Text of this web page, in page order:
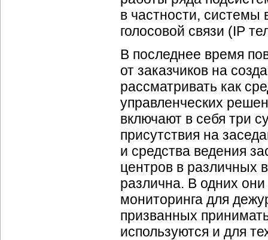
в частности,
голосовой связи (IP
В последнее время
от заказчиков на
рассматривать как
управленческих
включают в себя три
присутствия на
и средства ведения
центров в различных
различна. В одних
мониторинга для
призванных
используются и для